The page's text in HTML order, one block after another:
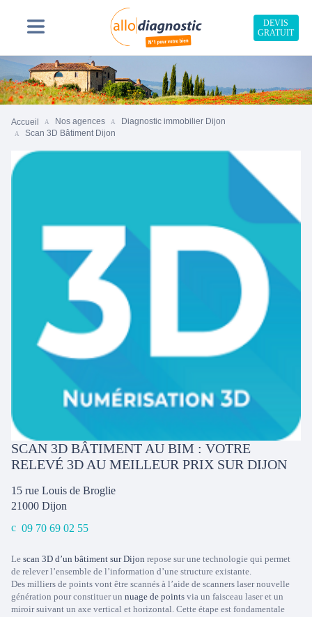
DEVIS
GRATUIT
Accueil Nos agences
Diagnostic immobilier Dijon
Scan 3D Bâtiment Dijon
SCAN 3D BÂTIMENT AU BIM : VOTRE
RELEVÉ 3D AU MEILLEUR PRIX SUR DIJON
15 rue Louis de Broglie
21000 Dijon
09 70 69 02 55
Le scan 3D d’un bâtiment sur Dijon repose sur une technologie qui permet
de relever l’ensemble de l’information d’une structure existante.
Des milliers de points vont être scannés à l’aide de scanners laser nouvelle
génération pour constituer un nuage de points via un faisceau laser et un
miroir suivant un axe vertical et horizontal. Cette étape est fondamentale